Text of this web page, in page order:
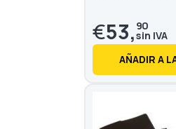
€53, 90
AÑADIR A